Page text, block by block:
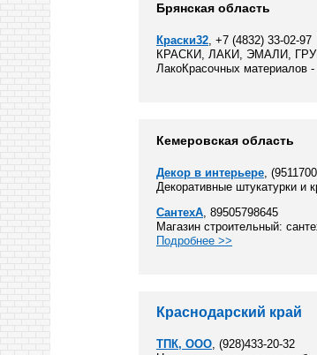
Брянская область
Краски32, +7 (4832) 33-02-97
КРАСКИ, ЛАКИ, ЭМАЛИ,
ЛакоКрасочных
Кемеровская область
Декор в интерьере,
Декоративные штукатурки и
СантехА, 89505798645
Магазин строительный:
Подробнее >>
Краснодарский край
ТПК, ООО, (928)433-20-32